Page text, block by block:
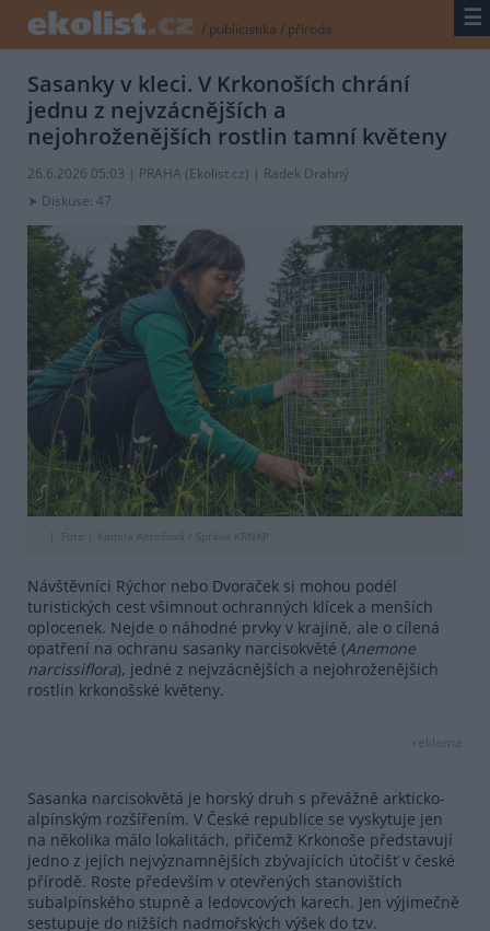
/ publicistika / příroda ☰
Sasanky v kleci. V Krkonoších chrání
jednu z nejvzácnějších a
nejohroženějších rostlin tamní květeny
26.6.2026 05:03 | PRAHA (Ekolist.cz) | Radek Drahný
Diskuse: 47
Foto | Kamila Antošová / Správa KRNAP
Návštěvníci Rýchor nebo Dvoraček si mohou podél
turistických cest všimnout ochranných klícek a menších
oplocenek. Nejde o náhodné prvky v krajině, ale o cílená
opatření na ochranu sasanky narcisokvěté (Anemone
narcissiflora), jedné z nejvzácnějších a nejohroženějších
rostlin krkonošské květeny.
reklama
Sasanka narcisokvětá je horský druh s převážně arkticko-
alpínským rozšířením. V České republice se vyskytuje jen
na několika málo lokalitách, přičemž Krkonoše představují
jedno z jejích nejvýznamnějších zbývajících útočišť v české
přírodě. Roste především v otevřených stanovištích
subalpínského stupně a ledovcových karech. Jen výjimečně
sestupuje do nižších nadmořských výšek do tzv.